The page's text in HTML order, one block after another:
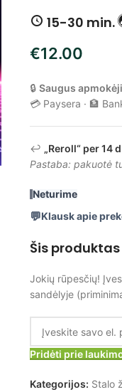
15-30 min.
€12.00
🔒 Saugus
💳 Paysera · 🏦
↩️ „Reroll“ per 14
Pastaba: pakuotė
Neturime
Klausk apie
Šis
Jokių rūpesčių!
sandėlyje
Pridėti prie
Kategorijos: Stalo